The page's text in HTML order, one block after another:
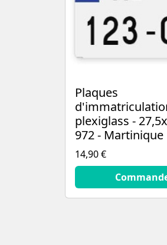
Plaques
plexiglass -
972 - Martinique
14,90 €
14.9